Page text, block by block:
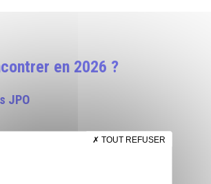
en 2026 ?
JPO
TOUT REFUSER